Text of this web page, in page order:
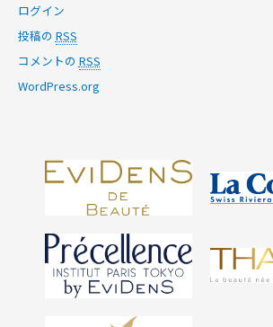
ログイン
投稿の RSS
コメントの RSS
WordPress.org